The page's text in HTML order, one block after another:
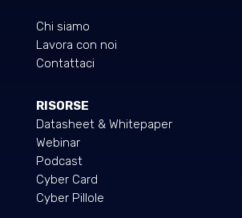
Chi siamo
Lavora con noi
Contattaci
RISORSE
Datasheet & Whitepaper
Webinar
Podcast
Cyber Card
Cyber Pillole